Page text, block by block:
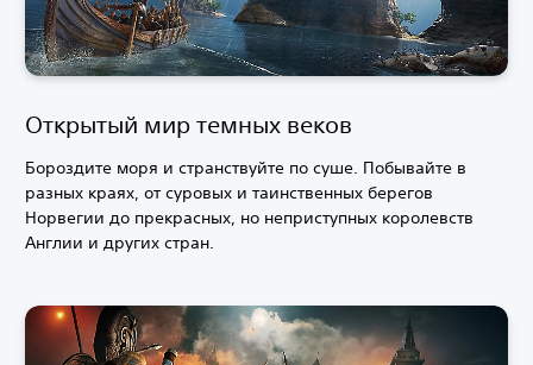
Открытый мир темных веков
Бороздите моря и странствуйте по суше. Побывайте в
разных краях, от суровых и таинственных берегов
Норвегии до прекрасных, но неприступных королевств
Англии и других стран.